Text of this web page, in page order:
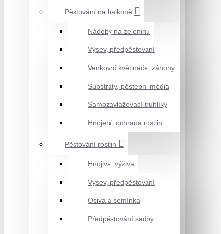
Pěstování na balkoně
Nádoby na zeleninu
Výsev, předpěstování
Venkovní květináče, záhony
Substráty, pěstební média
Samozavlažovací truhlíky
Hnojení, ochrana rostlin
Pěstování rostlin
Hnojiva, výživa
Výsev, předpěstování
Osiva a semínka
Předpěstování sadby